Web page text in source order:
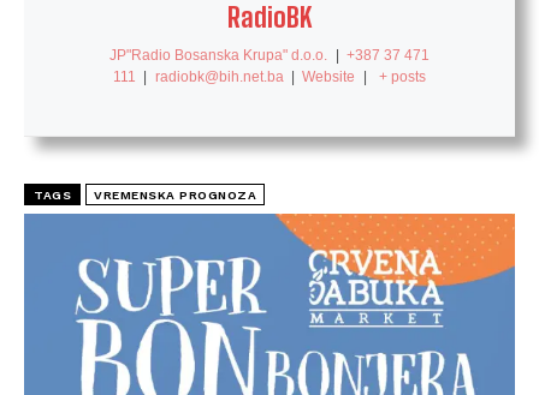
RadioBK
JP"Radio Bosanska Krupa" d.o.o.
+387 37 471
111
radiobk@bih.net.ba Website + posts
TAGS VREMENSKA PROGNOZA